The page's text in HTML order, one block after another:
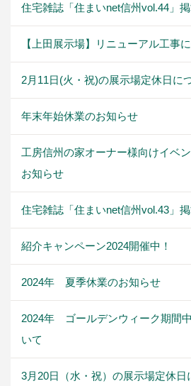
住宅雑誌「住まいnet信州vol.44」
【上田展示場】リニューアル工事
2月11日(火・祝)の展示場定休日に
年末年始休業のお知らせ
工房信州の家オーナー様向けイベ
お知らせ
住宅雑誌「住まいnet信州vol.43」
紹介キャンペーン2024開催中！
2024年 夏季休業のお知らせ
2024年 ゴールデンウィーク期間
いて
3月20日（水・祝）の展示場定休日